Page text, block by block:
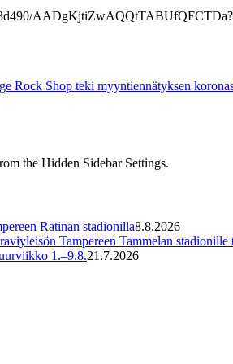
Rock Shop teki myyntiennätyksen
the Hidden Sidebar Settings.
Ratinan stadionilla8.8.2026
Tampereen Tammelan stadionille
1.–9.8.21.7.2026